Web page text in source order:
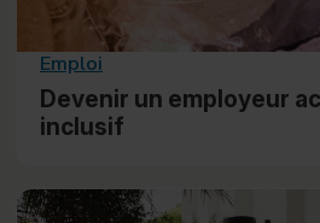
Emploi
Devenir un employeur
inclusif